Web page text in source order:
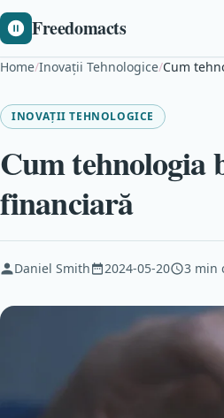
Freedomacts
Home/Inovații Tehnologice/Cum
INOVAȚII TEHNOLOGICE
Cum tehnologia
financiară
Daniel Smith 2024-05-20 3 min